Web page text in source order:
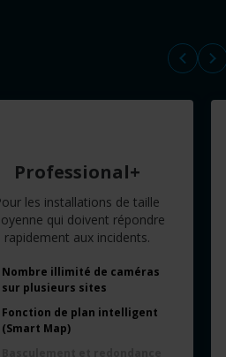
Professional+
les installations de taille
qui doivent répondre
rapidement aux incidents.
Nombre illimité de caméras
sur plusieurs sites
Fonction de plan intelligent
(Smart Map)